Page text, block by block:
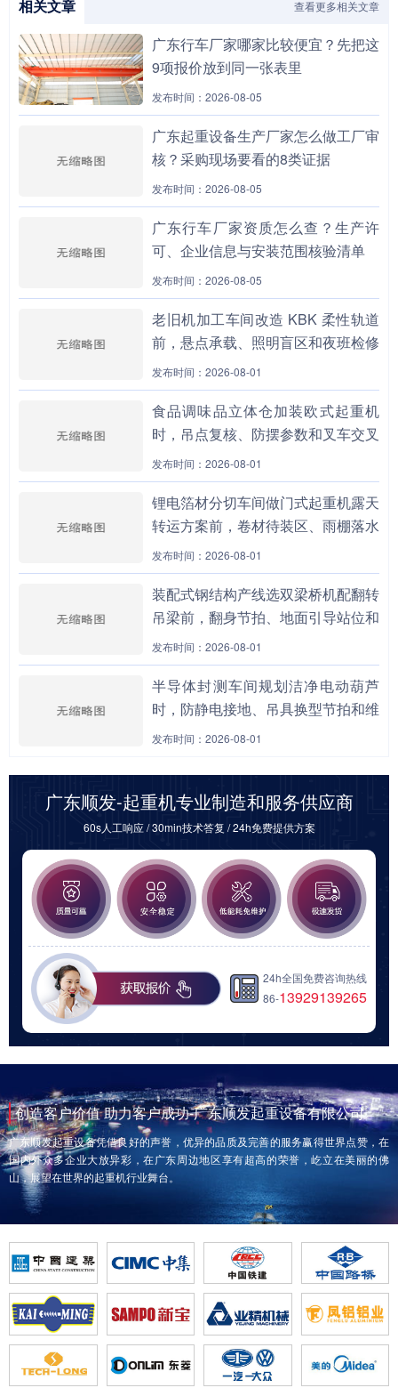
相关文章 查看更多相关文章
广东行车厂家哪家比较便宜？先把这
9项报价放到同一张表里
发布时间：2026-08-05
广东起重设备生产厂家怎么做工厂审
核？采购现场要看的8类证据
发布时间：2026-08-05
广东行车厂家资质怎么查？生产许
可、企业信息与安装范围核验清单
发布时间：2026-08-05
老旧机加工车间改造 KBK 柔性轨道
前，悬点承载、照明盲区和夜班检修
上人路径为什么要先做边界包？
发布时间：2026-08-01
食品调味品立体仓加装欧式起重机
时，吊点复核、防摆参数和叉车交叉
通道为什么不能分开设计？
发布时间：2026-08-01
锂电箔材分切车间做门式起重机露天
转运方案前，卷材待装区、雨棚落水
线和夹轨器保养责任为什么要先拉
通？
发布时间：2026-08-01
装配式钢结构产线选双梁桥机配翻转
吊梁前，翻身节拍、地面引导站位和
模具暂存窗口为何必须同表评估？
发布时间：2026-08-01
半导体封测车间规划洁净电动葫芦
时，防静电接地、吊具换型节拍和维
保隔离窗口为什么要一起前置核算？
发布时间：2026-08-01
广东顺发-起重机专业制造和服务供应商
60s人工响应 / 30min技术答复 / 24h免费提供方案
24h全国免费咨询热线
86-13929139265
创造客户价值 助力客户成功-广东顺发起重设备有限公司
广东顺发起重设备凭借良好的声誉，优异的品质及完善的服务赢得世界点赞，在
国内外众多企业大放异彩，在广东周边地区享有超高的荣誉，屹立在美丽的佛
山，展望在世界的起重机行业舞台。